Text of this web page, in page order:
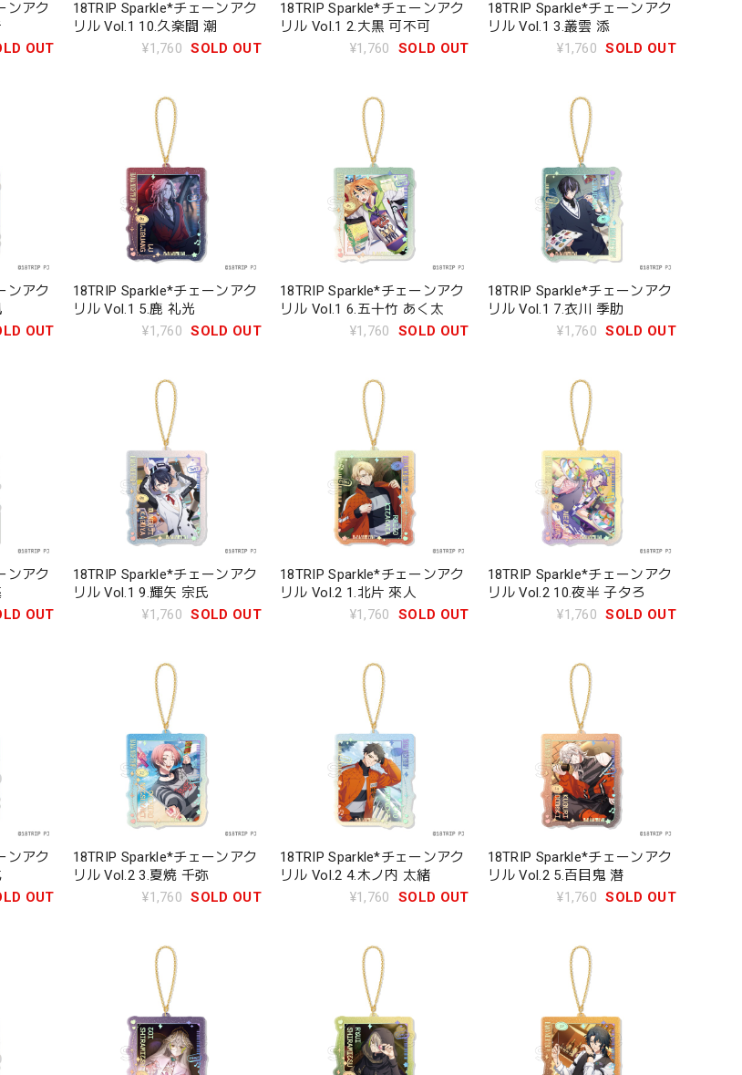
ンアク
OUT
18TRIP Sparkle*チェーンアク
リル Vol.1 10.久楽間 潮
¥1,760 SOLD OUT
18TRIP Sparkle*チェーンアク
リル Vol.1 2.大黒 可不可
¥1,760
SOLD OUT
18TRIP Sparkle*チェーンアク
リル Vol.1 3.叢雲 添
¥1,760 SOLD OUT
ンアク
OUT
18TRIP Sparkle*チェーンアク
リル Vol.1 5.鹿 礼光
¥1,760 SOLD OUT
18TRIP Sparkle*チェーンアク
リル Vol.1 6.五十竹 あく太
¥1,760
SOLD OUT
18TRIP Sparkle*チェーンアク
リル Vol.1 7.衣川 季肋
¥1,760 SOLD OUT
ンアク
OUT
18TRIP Sparkle*チェーンアク
リル Vol.1 9.輝矢 宗氏
¥1,760 SOLD OUT
18TRIP Sparkle*チェーンアク
リル Vol.2 1.北片 來人
¥1,760
SOLD OUT
18TRIP Sparkle*チェーンアク
リル Vol.2 10.夜半 子タろ
¥1,760 SOLD OUT
ンアク
OUT
18TRIP Sparkle*チェーンアク
リル Vol.2 3.夏焼 千弥
¥1,760 SOLD OUT
18TRIP Sparkle*チェーンアク
リル Vol.2 4.木ノ内 太緒
¥1,760
SOLD OUT
18TRIP Sparkle*チェーンアク
リル Vol.2 5.百目鬼 潜
¥1,760 SOLD OUT